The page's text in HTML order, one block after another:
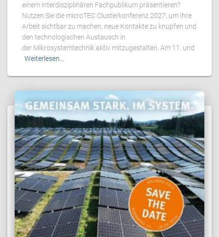
einem interdisziplinären Fachpublikum präsentieren?
Nutzen Sie die microTEC Clusterkonferenz 2027, um Ihre
Arbeit sichtbar zu machen, neue Kontakte zu knüpfen und
den technologischen Austausch in
der Mikrosystemtechnik aktiv mitzugestalten. Am 11. und
Weiterlesen…